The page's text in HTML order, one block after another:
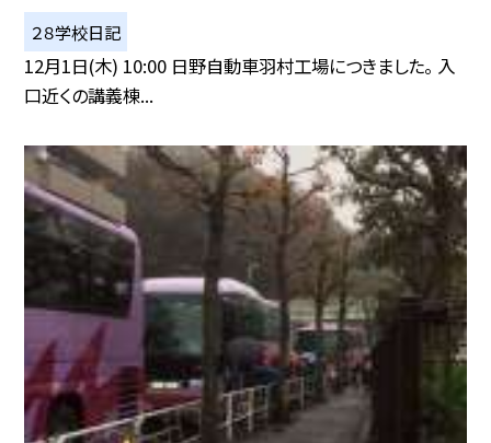
２８学校日記
12月1日(木) 10:00 日野自動車羽村工場につきました。 入
口近くの講義棟...